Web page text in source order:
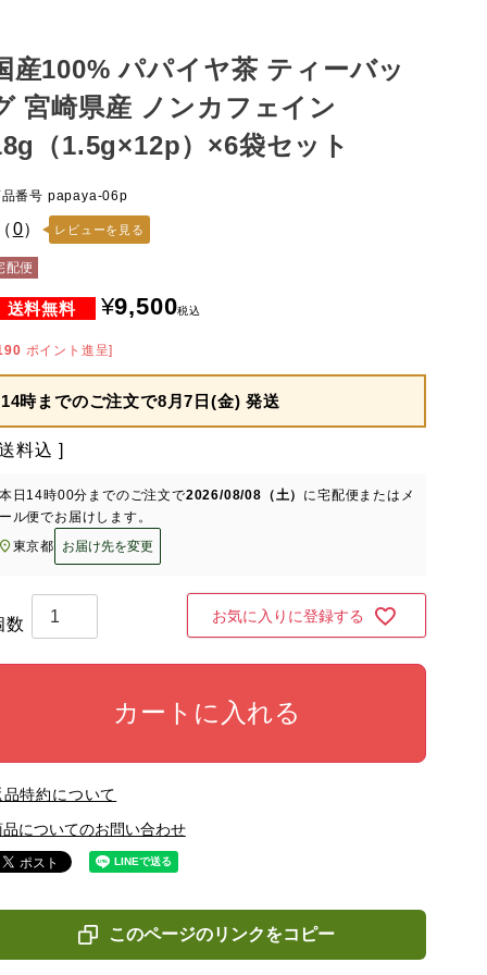
産100% パパイヤ茶 ティーバッ
宮崎県産 ノンカフェイン
（1.5g×12p）×6袋セット
番号 papaya-06p
0） レビューを見る
配便
¥9,500税込
ポイント進呈]
14時までのご注文で8月7日(金) 発送
料込
日 14時00分 までのご注文で2026/08/08（土） に宅配便またはメ
ル便でお届けします。
東京都
お届け先を変更
お気に入りに登録する
カートに入れる
品特約について
品についてのお問い合わせ
このページのリンクをコピー